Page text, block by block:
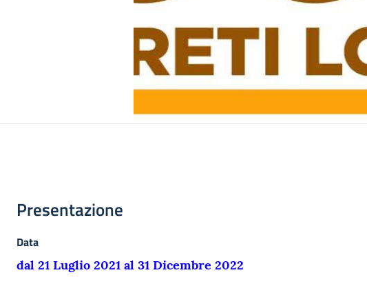
Presentazione
Data
dal 21 Luglio 2021 al 31 Dicembre 2022